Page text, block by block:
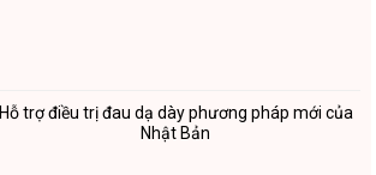
Hỗ trợ điều trị đau dạ dày phương pháp mới của
Nhật Bản